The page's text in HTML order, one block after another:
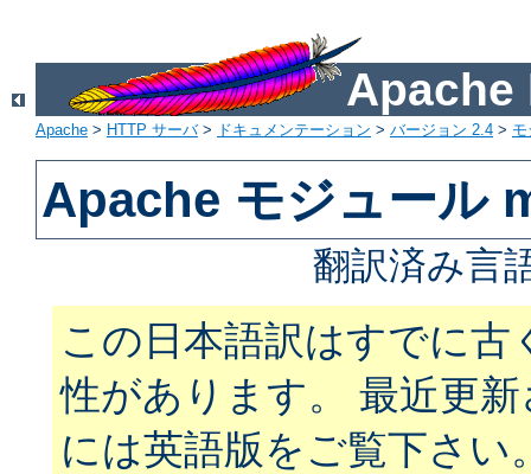
Apache
Apache > HTTP サーバ> ドキュメンテーション > バージョン 2.4 >
Apache モジュール
翻訳済み言
この日本語訳はすでに古
性があります。 最近更
には英語版をご覧下さい